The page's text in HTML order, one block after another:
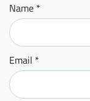
Name *
Email *